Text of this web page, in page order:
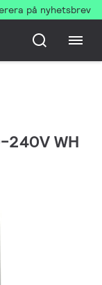
på nyhetsbrev
240V WH